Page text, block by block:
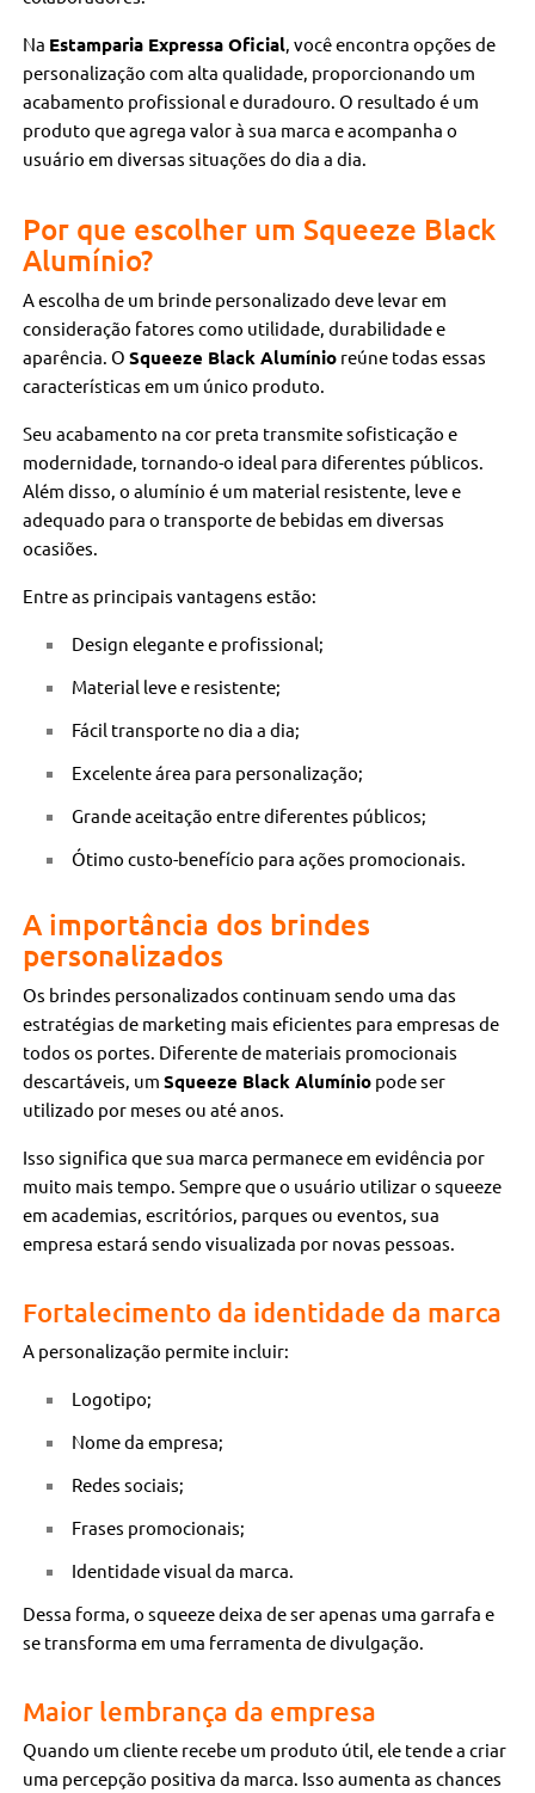
Na Estamparia Expressa Oficial, você encontra opções de
personalização com alta qualidade, proporcionando um
acabamento profissional e duradouro. O resultado é um
produto que agrega valor à sua marca e acompanha o
usuário em diversas situações do dia a dia.
Por que escolher um Squeeze Black
Alumínio?
A escolha de um brinde personalizado deve levar em
consideração fatores como utilidade, durabilidade e
aparência. OSqueeze Black Alumínio reúne todas essas
características em um único produto.
Seu acabamento na cor preta transmite sofisticação e
modernidade, tornando-o ideal para diferentes públicos.
Além disso, o alumínio é um material resistente, leve e
adequado para o transporte de bebidas em diversas
ocasiões.
Entre as principais vantagens estão:
Design elegante e profissional;
Material leve e resistente;
Fácil transporte no dia a dia;
Excelente área para personalização;
Grande aceitação entre diferentes públicos;
Ótimo custo-benefício para ações promocionais.
A importância dos brindes
personalizados
Os brindes personalizados continuam sendo uma das
estratégias de marketing mais eficientes para empresas de
todos os portes. Diferente de materiais promocionais
descartáveis, umSqueeze Black Alumínio pode ser
utilizado por meses ou até anos.
Isso significa que sua marca permanece em evidência por
muito mais tempo. Sempre que o usuário utilizar o squeeze
em academias, escritórios, parques ou eventos, sua
empresa estará sendo visualizada por novas pessoas.
Fortalecimento da identidade da marca
A personalização permite incluir:
Logotipo;
Nome da empresa;
Redes sociais;
Frases promocionais;
Identidade visual da marca.
Dessa forma, o squeeze deixa de ser apenas uma garrafa e
se transforma em uma ferramenta de divulgação.
Maior lembrança da empresa
Quando um cliente recebe um produto útil, ele tende a criar
uma percepção positiva da marca. Isso aumenta as chances